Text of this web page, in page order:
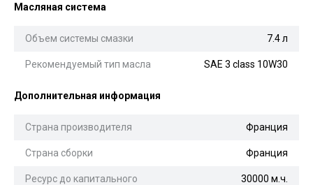
Масляная система
Объем системы смазки 7.4 л
Рекомендуемый тип масла SAE 3 class 10W30
Дополнительная информация
Страна производителя Франция
Страна сборки Франция
Ресурс до капитального
30000 м.ч.